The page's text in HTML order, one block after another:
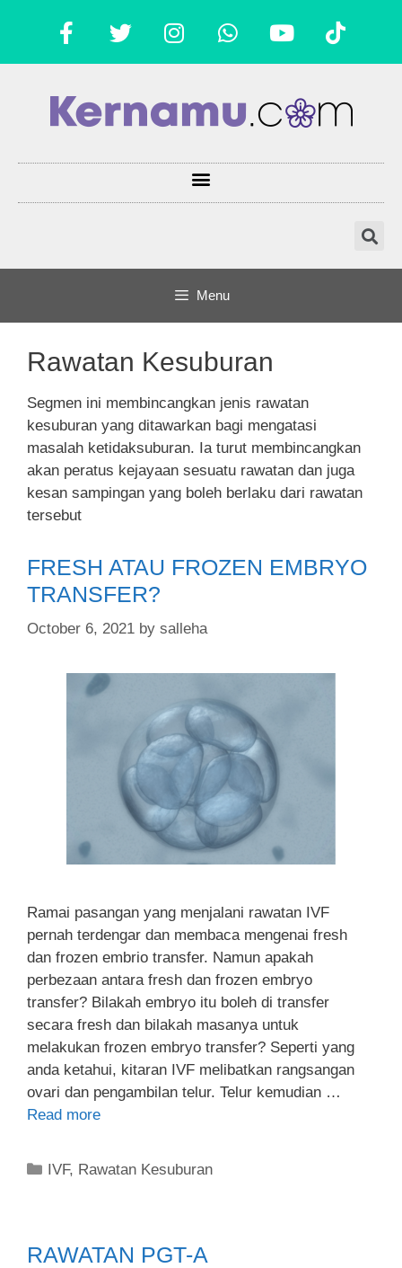
Menu
Rawatan Kesuburan
Segmen ini membincangkan jenis rawatan
kesuburan yang ditawarkan bagi mengatasi
masalah ketidaksuburan. Ia turut membincangkan
akan peratus kejayaan sesuatu rawatan dan juga
kesan sampingan yang boleh berlaku dari rawatan
tersebut
FRESH ATAU FROZEN EMBRYO
TRANSFER?
October 6, 2021 by salleha
Ramai pasangan yang menjalani rawatan IVF
pernah terdengar dan membaca mengenai fresh
dan frozen embrio transfer. Namun apakah
perbezaan antara fresh dan frozen embryo
transfer? Bilakah embryo itu boleh di transfer
secara fresh dan bilakah masanya untuk
melakukan frozen embryo transfer? Seperti yang
anda ketahui, kitaran IVF melibatkan rangsangan
ovari dan pengambilan telur. Telur kemudian …
Read more
IVF, Rawatan Kesuburan
RAWATAN PGT-A